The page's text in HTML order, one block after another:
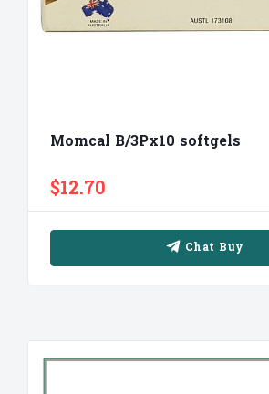
Momcal B/3Px10 softgels
$12.70
Chat Buy